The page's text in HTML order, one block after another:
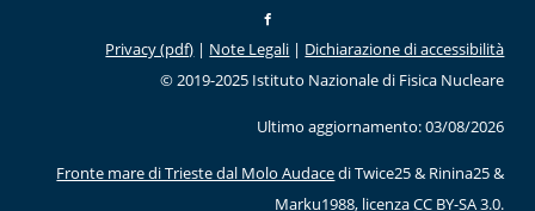
Privacy (pdf) | Note Legali | Dichiarazione di accessibilità
© 2019-2025 Istituto Nazionale di Fisica Nucleare
Ultimo aggiornamento: 03/08/2026
Fronte mare di Trieste dal Molo Audacedi Twice25 & Rinina25 &
Marku1988, licenzaCC BY-SA 3.0.